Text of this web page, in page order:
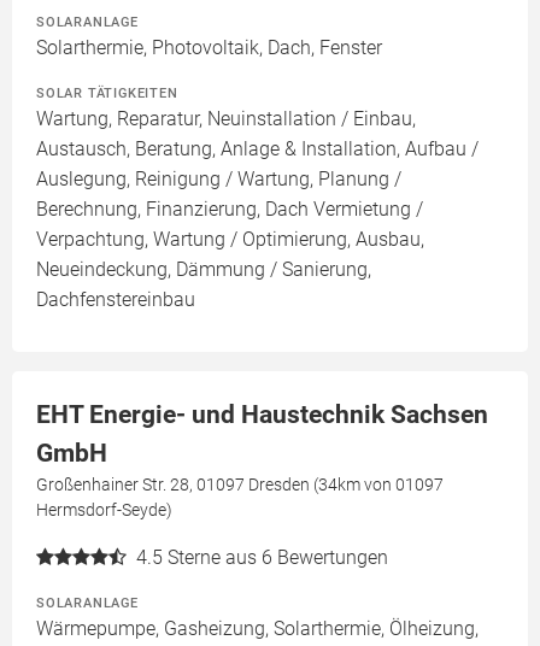
SOLARANLAGE
Solarthermie, Photovoltaik, Dach, Fenster
SOLAR TÄTIGKEITEN
Wartung, Reparatur, Neuinstallation / Einbau,
Austausch, Beratung, Anlage & Installation, Aufbau /
Auslegung, Reinigung / Wartung, Planung /
Berechnung, Finanzierung, Dach Vermietung /
Verpachtung, Wartung / Optimierung, Ausbau,
Neueindeckung, Dämmung / Sanierung,
Dachfenstereinbau
EHT Energie- und Haustechnik Sachsen
GmbH
Großenhainer Str. 28, 01097 Dresden (34km von 01097
Hermsdorf-Seyde)
4.5 Sterne aus 6 Bewertungen
SOLARANLAGE
Wärmepumpe, Gasheizung, Solarthermie, Ölheizung,